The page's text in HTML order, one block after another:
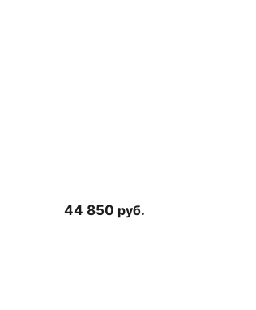
44 850 руб.